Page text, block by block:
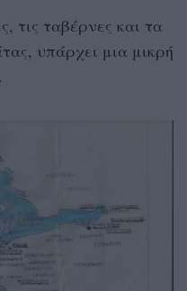
τις ταβέρνες και τα
υπάρχει μια μικρή